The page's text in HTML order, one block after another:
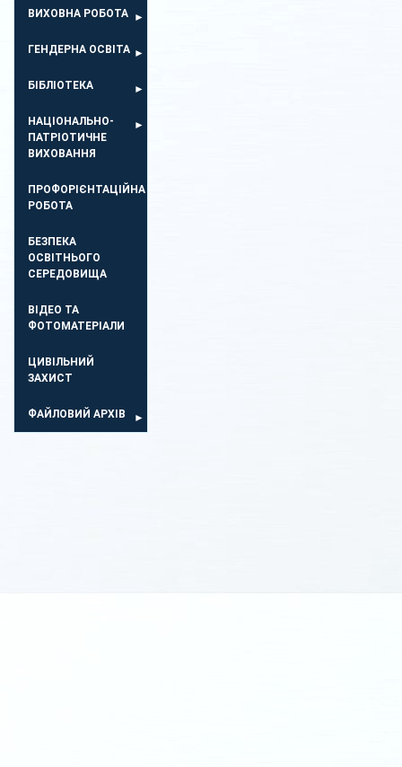
ВИХОВНА РОБОТА
ГЕНДЕРНА ОСВІТА
БІБЛІОТЕКА
НАЦІОНАЛЬНО-
ПАТРІОТИЧНЕ
ВИХОВАННЯ
ПРОФОРІЄНТАЦІЙНА
РОБОТА
БЕЗПЕКА
ОСВIТНЬОГО
СЕРЕДОВИЩА
ВІДЕО ТА
ФОТОМАТЕРІАЛИ
ЦИВІЛЬНИЙ
ЗАХИСТ
ФАЙЛОВИЙ АРХІВ